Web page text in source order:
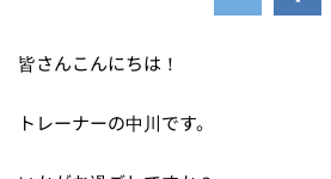
皆さんこんにちは！
トレーナーの中川です。